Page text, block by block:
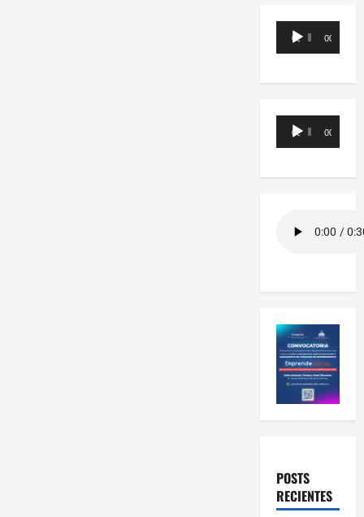
Reproductor
de
00:00 00:00
Reproductor
de
00:00 00:00
POSTS
RECIENTES